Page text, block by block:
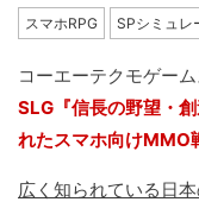
スマホRPG SPシミュレ
コーエーテクモゲー
SLG『信長の野望・
れたスマホ向けMMO
広く知られている日